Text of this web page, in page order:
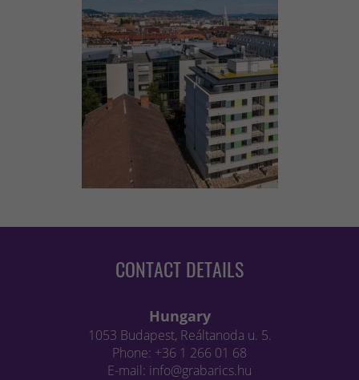
CONTACT DETAILS
Hungary
1053 Budapest, Reáltanoda u. 5.
Phone: +36 1 266 01 68
E-mail: info@grabarics.hu